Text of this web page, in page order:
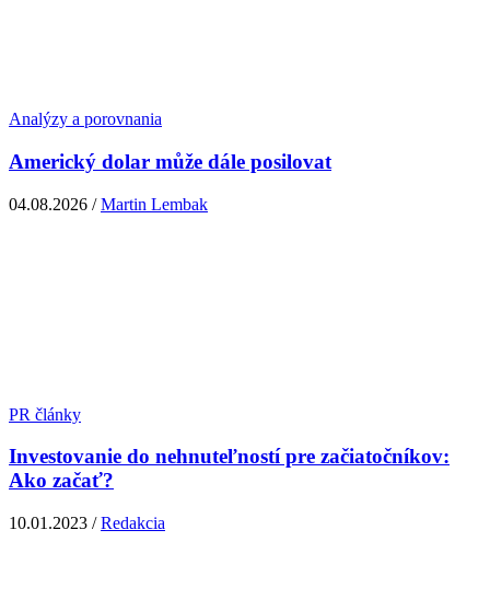
Analýzy a porovnania
Americký dolar může dále posilovat
04.08.2026 /Martin Lembak
PR články
Investovanie do nehnuteľností pre začiatočníkov:
Ako začať?
10.01.2023 /Redakcia